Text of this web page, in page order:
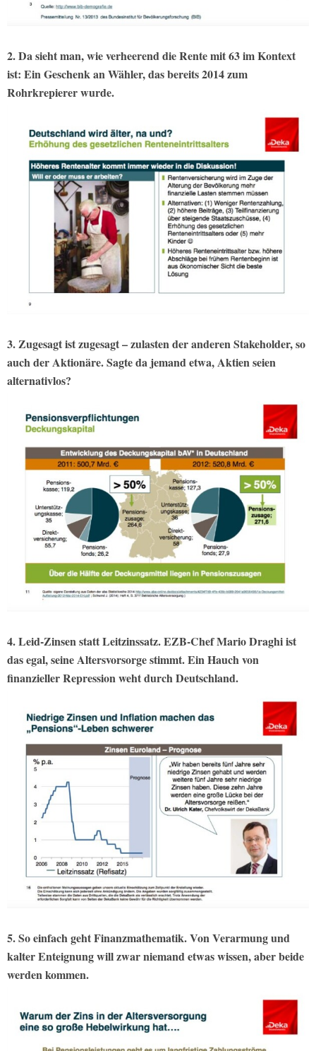
2. Da sieht man, wie verheerend die Rente mit 63 im Kontext
ist: Ein Geschenk an Wähler, das bereits 2014 zum
Rohrkrepierer wurde.
3. Zugesagt ist zugesagt – zulasten der anderen Stakeholder, so
auch der Aktionäre. Sagte da jemand etwa, Aktien seien
alternativlos?
4. Leid-Zinsen statt Leitzinssatz. EZB-Chef Mario Draghi ist
das egal, seine Altersvorsorge stimmt. Ein Hauch von
finanzieller Repression weht durch Deutschland.
5. So einfach geht Finanzmathematik. Von Verarmung und
kalter Enteignung will zwar niemand etwas wissen, aber beide
werden kommen.